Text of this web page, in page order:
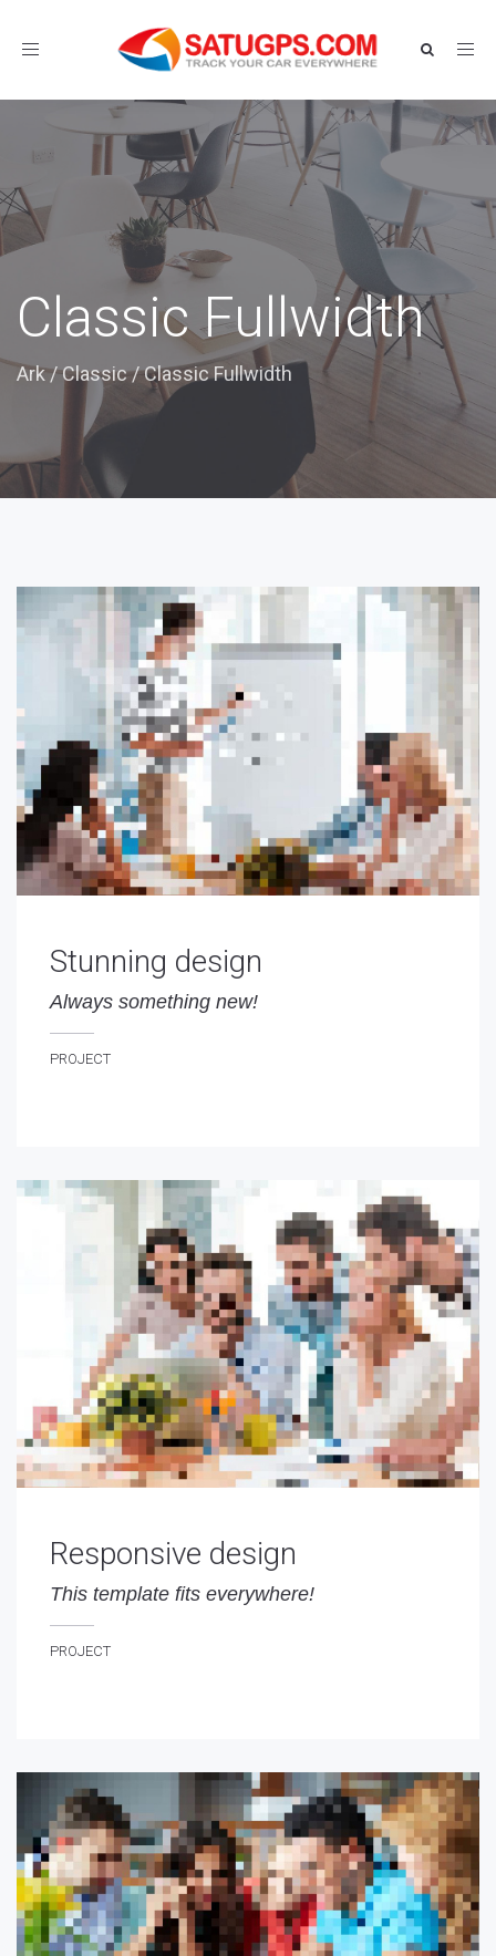
Toggle
Classic Fullwidth
Ark/Classic/Classic Fullwidth
Stunning design
Always something new!
PROJECT
Responsive design
This template fits everywhere!
PROJECT